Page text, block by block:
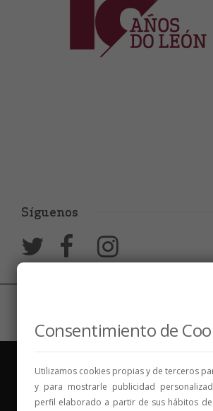
Síguenos
Consentimiento de
Utilizamos cookies propias y de terceros
y para mostrarle publicidad
perfil elaborado a partir de sus hábitos